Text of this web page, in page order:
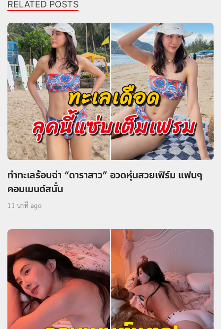
RELATED POSTS
ทำทะเลร้อนฉ่า “ดาราสาว” อวดหุ่นสวยเฟิร์ม แฟนๆ
คอมเมนต์สนั่น
11 นาที ago